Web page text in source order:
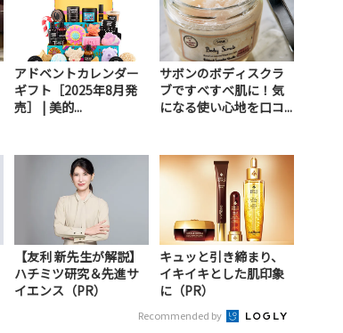
アドベントカレンダー
ギフト［2025年8月発
売］ | 美的...
サボンのボディスクラ
ブですべすべ肌に！気
になる使い心地を口コ...
【友利 新先生が解説】
ハチミツ研究＆先進サ
イエンス（PR）
キュッと引き締まり、
イキイキとした肌印象
に（PR）
Recommended by